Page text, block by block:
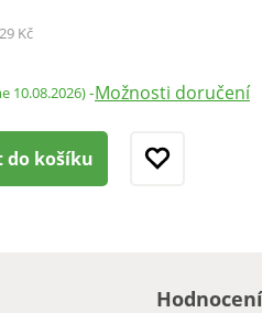
Kč
10.08.2026)-Možnosti doručení
do košíku
Hodnocení